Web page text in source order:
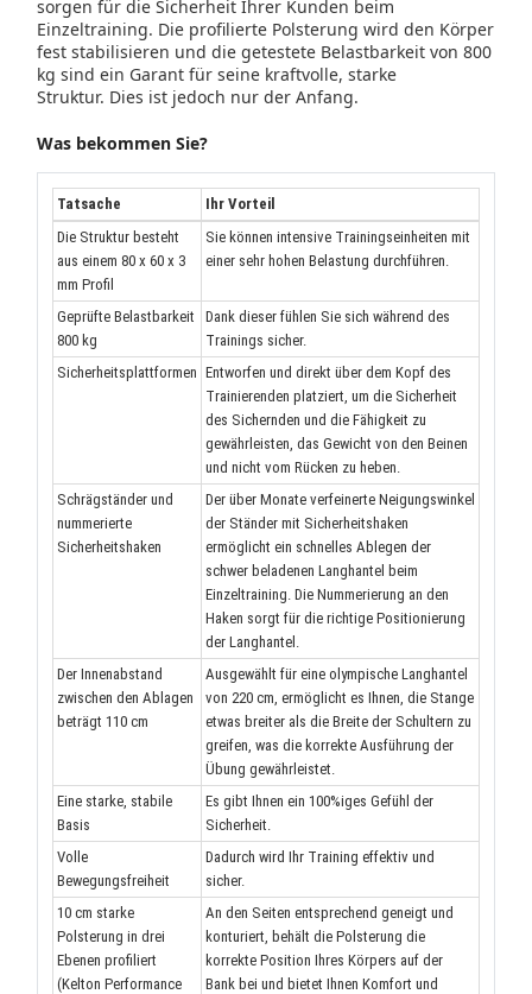
sorgen für die Sicherheit Ihrer Kunden beim
Einzeltraining. Die profilierte Polsterung wird den Körper
fest stabilisieren und die getestete Belastbarkeit von 800
kg sind ein Garant für seine kraftvolle, starke
Struktur. Dies ist jedoch nur der Anfang.
Was bekommen Sie?
Tatsache
Ihr Vorteil
Die Struktur besteht
aus einem 80 x 60 x 3
mm Profil
Sie können intensive Trainingseinheiten mit
einer sehr hohen Belastung durchführen.
Geprüfte Belastbarkeit
800 kg
Dank dieser fühlen Sie sich während des
Trainings sicher.
Sicherheitsplattformen Entworfen und direkt über dem Kopf des
Trainierenden platziert, um die Sicherheit
des Sichernden und die Fähigkeit zu
gewährleisten, das Gewicht von den Beinen
und nicht vom Rücken zu heben.
Schrägständer und
nummerierte
Sicherheitshaken
Der über Monate verfeinerte Neigungswinkel
der Ständer mit Sicherheitshaken
ermöglicht ein schnelles Ablegen der
schwer beladenen Langhantel beim
Einzeltraining. Die Nummerierung an den
Haken sorgt für die richtige Positionierung
der Langhantel.
Der Innenabstand
zwischen den Ablagen
beträgt 110 cm
Ausgewählt für eine olympische Langhantel
von 220 cm, ermöglicht es Ihnen, die Stange
etwas breiter als die Breite der Schultern zu
greifen, was die korrekte Ausführung der
Übung gewährleistet.
Eine starke, stabile
Basis
Es gibt Ihnen ein 100%iges Gefühl der
Sicherheit.
Volle
Bewegungsfreiheit
Dadurch wird Ihr Training effektiv und
sicher.
10 cm starke
Polsterung in drei
Ebenen profiliert
(Kelton Performance
An den Seiten entsprechend geneigt und
konturiert, behält die Polsterung die
korrekte Position Ihres Körpers auf der
Bank bei und bietet Ihnen Komfort und